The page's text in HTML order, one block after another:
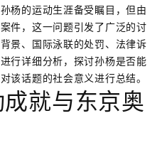
杨的运动生涯备受瞩目，但由
件，这一问题引发了广泛的讨
景、国际泳联的处罚、法律诉
行详细分析，探讨孙杨是否能
该话题的社会意义进行总结。
就与东京奥